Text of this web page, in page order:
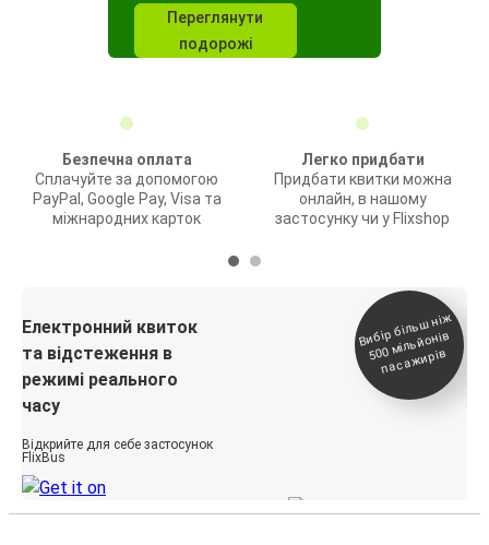
Переглянути
подорожі
Безпечна оплата
Сплачуйте за допомогою
PayPal, Google Pay, Visa та
міжнародних карток
Легко придбати
Придбати квитки можна
онлайн, в нашому
застосунку чи у Flixshop
Електронний квиток
та відстеження в
режимі реального
часу
Відкрийте для себе застосунок
FlixBus
Вибір біль
ш ні
ж
500
мільйонів
паса
жирів